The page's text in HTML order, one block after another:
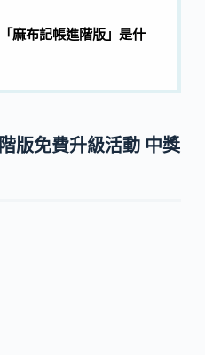
麻布記帳進階版」是什
版免費升級活動 中獎